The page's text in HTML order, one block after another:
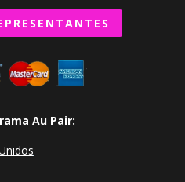
Au Pair: